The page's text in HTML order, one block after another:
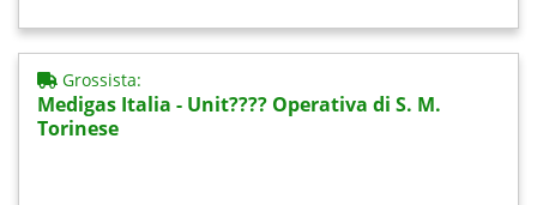
Grossista:
Medigas Italia - Unit???? Operativa di S. M.
Torinese